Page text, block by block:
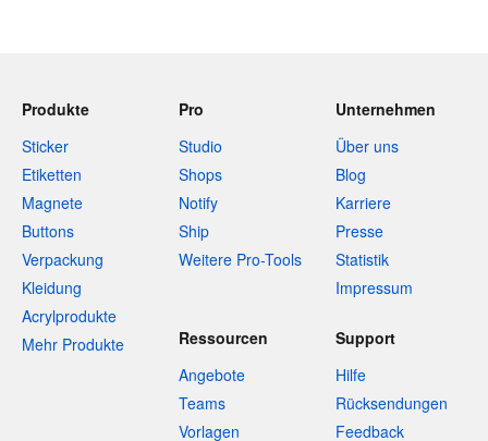
Produkte
Sticker
Etiketten
Magnete
Buttons
Verpackung
Kleidung
Acrylprodukte
Mehr Produkte
Pro
Studio
Shops
Notify
Ship
Weitere Pro-Tools
Unternehmen
Über uns
Blog
Karriere
Presse
Statistik
Impressum
Ressourcen
Angebote
Teams
Vorlagen
Support
Hilfe
Rücksendungen
Feedback